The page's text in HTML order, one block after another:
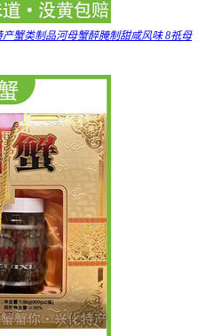
蟹类制品河母蟹醉腌制甜咸风味 8祇母